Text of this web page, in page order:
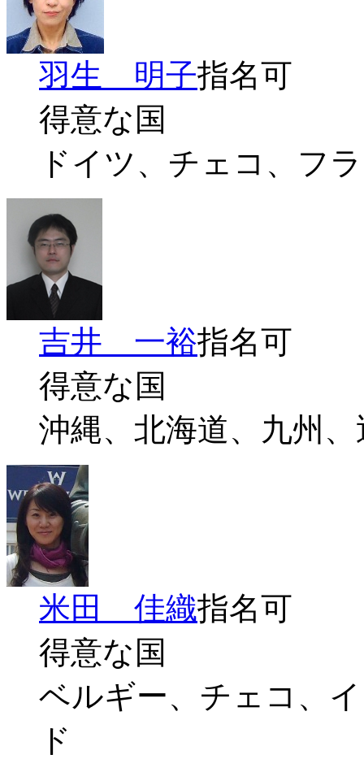
羽生 明子指名可
得意な国
ドイツ、チェコ、フ
吉井 一裕指名可
得意な国
沖縄、北海道、九州
米田 佳織指名可
得意な国
ベルギー、チェコ、
ド